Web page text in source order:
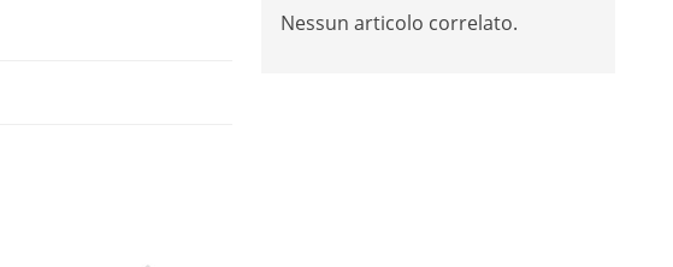
Nessun articolo correlato.